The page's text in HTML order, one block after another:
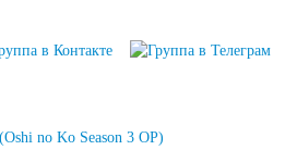
no Ko Season 3 OP)